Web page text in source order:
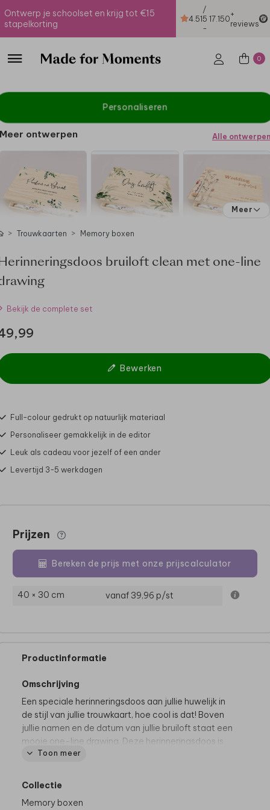
Ontwerp je schoolset en krijg tot €15
stapelkorting
4.51
/
5
-
17.150+
reviews
0
Personaliseren
Meer ontwerpen Alle ontwerpen
Meer
Trouwkaarten Memory boxen
bruiloft clean met one-line
Bekijk de complete set
Bewerken
Full-colour gedrukt op natuurlijk materiaal
Personaliseer gemakkelijk in de editor
Leuk als cadeau voor jezelf of een ander
Levertijd 3-5 werkdagen
Prijzen
Bereken de prijs met onze prijscalculator
40 × 30 cm vanaf 39,96 p/st
Productinformatie
Omschrijving
Een speciale herinneringsdoos aan jullie huwelijk in
de stijl van jullie trouwkaart, hoe cool is dat! Boven
jullie namen en de datum van jullie bruiloft staat een
mooie one-line drawing. Deze herinneringsdoos is
gemaakt van grenen hout, heeft greepgaten en een
de bovenzijde van de box, de deksel, naar wens
Toon meer
Collectie
Memory boxen